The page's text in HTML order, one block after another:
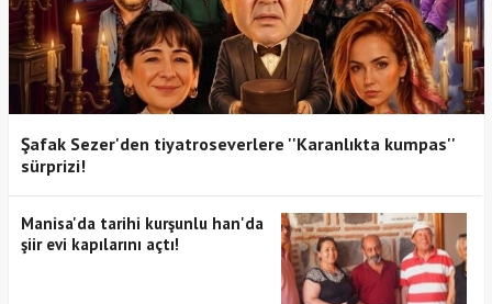
Şafak Sezer'den tiyatroseverlere ''Karanlıkta kumpas''
sürprizi!
Manisa'da tarihi kurşunlu han'da
şiir evi kapılarını açtı!